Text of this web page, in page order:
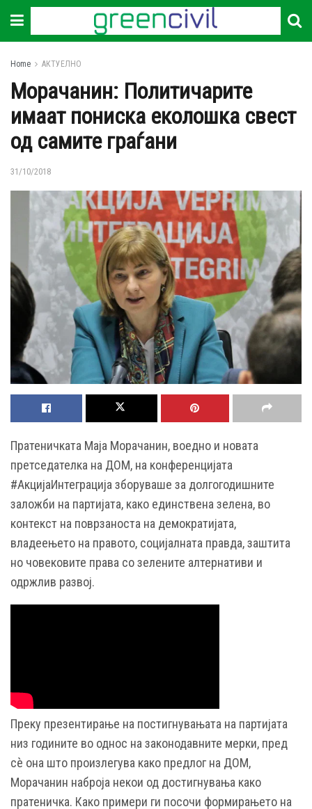
Home АКТУЕЛНО
Морачанин: Политичарите
имаат пониска еколошка свест
од самите граѓани
31/10/2018
Пратеничката Маја Морачанин, воедно и новата
претседателка на ДОМ, на конференцијата
#АкцијаИнтеграција зборуваше за долгогодишните
заложби на партијата, како единствена зелена, во
контекст на поврзаноста на демократијата,
владеењето на правото, социјалната правда, заштита
но човековите права со зелените алтернативи и
одржлив развој.
Преку презентирање на постигнувањата на партијата
низ годините во однос на законодавните мерки, пред
сè она што произлегува како предлог на ДОМ,
Морачанин наброja некои од достигнувања како
пратеничка. Како примери ги посочи формирањето на